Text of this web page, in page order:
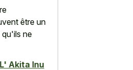
être un
ne
Akita Inu